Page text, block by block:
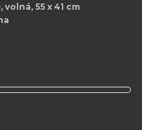
volná, 55 x 41 cm